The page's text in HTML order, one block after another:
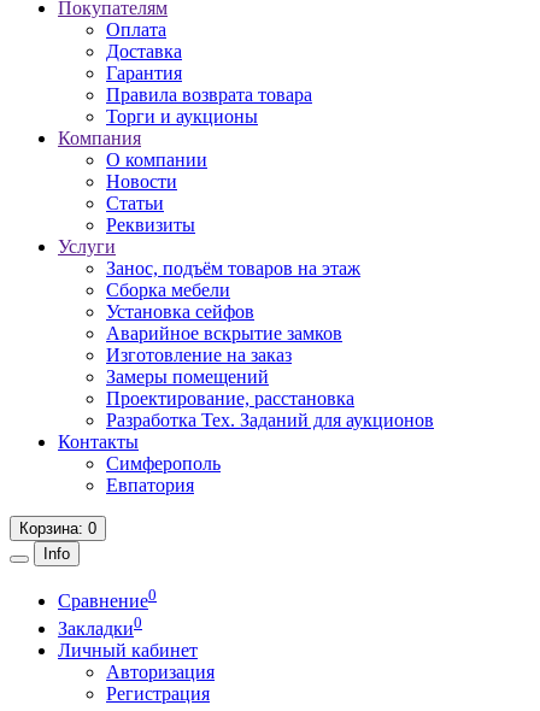
Покупателям
Оплата
Доставка
Гарантия
Правила возврата товара
Торги и аукционы
Компания
О компании
Новости
Статьи
Реквизиты
Услуги
Занос, подъём товаров на этаж
Сборка мебели
Установка сейфов
Аварийное вскрытие замков
Изготовление на заказ
Замеры помещений
Проектирование, расстановка
Разработка Тех. Заданий для аукционов
Контакты
Симферополь
Евпатория
Корзина: 0
Info
Сравнение0
Закладки0
Личный кабинет
Авторизация
Регистрация